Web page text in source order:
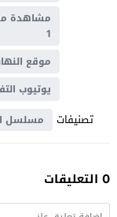
مشاهدة
1
موقع
يوتيوب
تصنيفات مسلسل
0 التعليقات